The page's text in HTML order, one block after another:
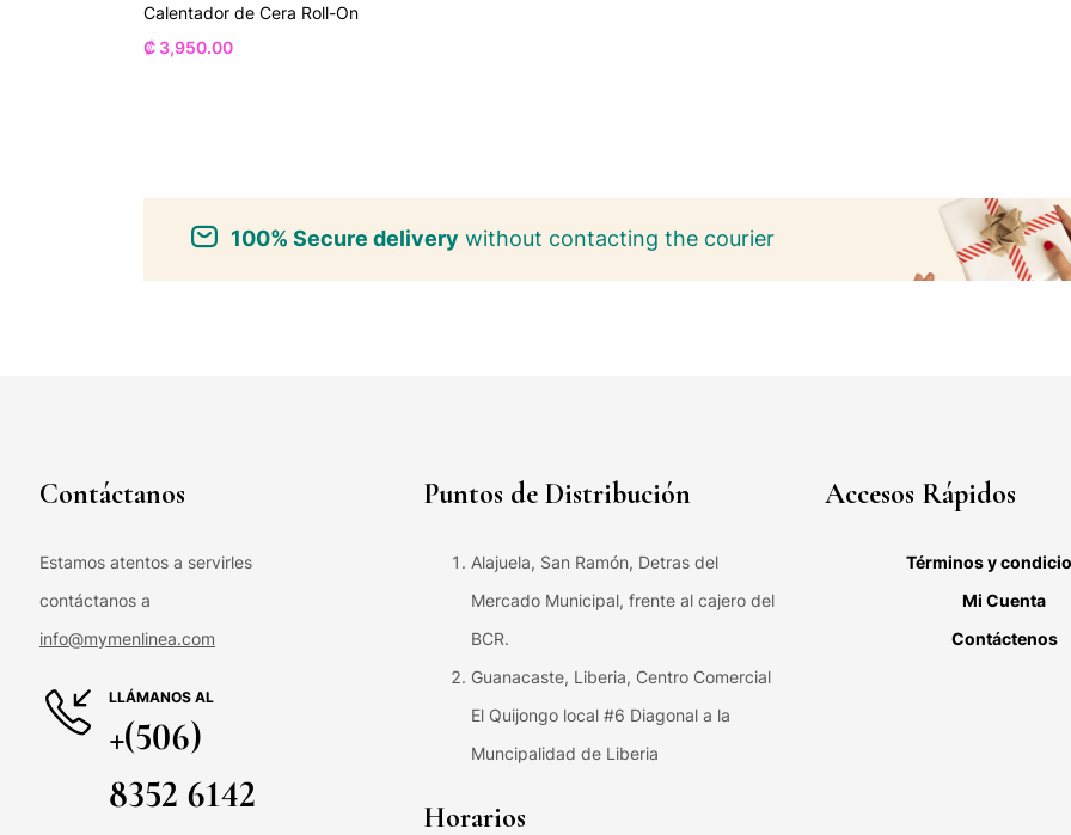
Calentador de Cera Roll-On
₡ 3,950.00
100% Secure delivery without contacting the courier
Contáctanos
Estamos atentos a servirles
contáctanos a
info@mymenlinea.com
LLÁMANOS AL
+(506)
8352 6142
Puntos de Distribución
Alajuela, San Ramón, Detras del
Mercado Municipal, frente al cajero del
BCR.
Guanacaste, Liberia, Centro Comercial
El Quijongo local #6 Diagonal a la
Muncipalidad de Liberia
Horarios
Accesos Rápidos
Términos y
Mi Cuenta
Contáctenos